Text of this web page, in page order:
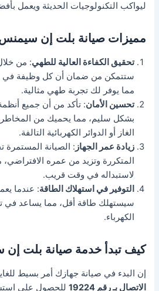
ليواكب التكنولوجيات الحديثة ويعمل
مميزات صيانة بلت إن
تحقيق الكفاءة العالية للطهي: من
ستتمكن من ضمان أن كل وظيفة في
مما يوفر لك تجربة طهي مثالية.
تحسين الأمان: تأكد من أن جميع
بشكل سليم، مما يحميك من
الغاز أو الدوائر الكهربائية التالفة.
زيادة عمر الجهاز : الصيانة
المتكررة وتزيد من عمره
لاستبداله في وقت قريب.
التوفير في استهلاك الطاقة: عندما
سيستهلك طاقة أقل، مما يساعد في
الكهرباء.
كيف تبدأ خدمة صيانة بلت
إن البدء في صيانة جهازك أمر بسيط
الاتصال بـ رقم 19224
للحصول على